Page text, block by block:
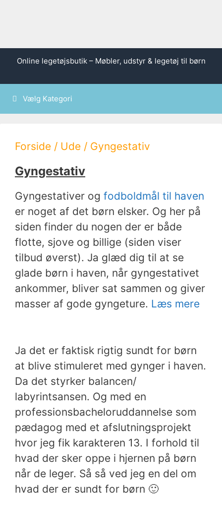
Online legetøjsbutik – Møbler, udstyr & legetøj til børn
Vælg Kategori
Forside / Ude / Gyngestativ
Gyngestativ
Gyngestativer og fodboldmål til haven
er noget af det børn elsker. Og her på
siden finder du nogen der er både
flotte, sjove og billige (siden viser
tilbud øverst). Ja glæd dig til at se
glade børn i haven, når gyngestativet
ankommer, bliver sat sammen og giver
masser af gode gyngeture. Læs mere
Ja det er faktisk rigtig sundt for børn
at blive stimuleret med gynger i haven.
Da det styrker balancen/
labyrintsansen. Og med en
professionsbacheloruddannelse som
pædagog med et afslutningsprojekt
hvor jeg fik karakteren 13. I forhold til
hvad der sker oppe i hjernen på børn
når de leger. Så så ved jeg en del om
hvad der er sundt for børn 🙂